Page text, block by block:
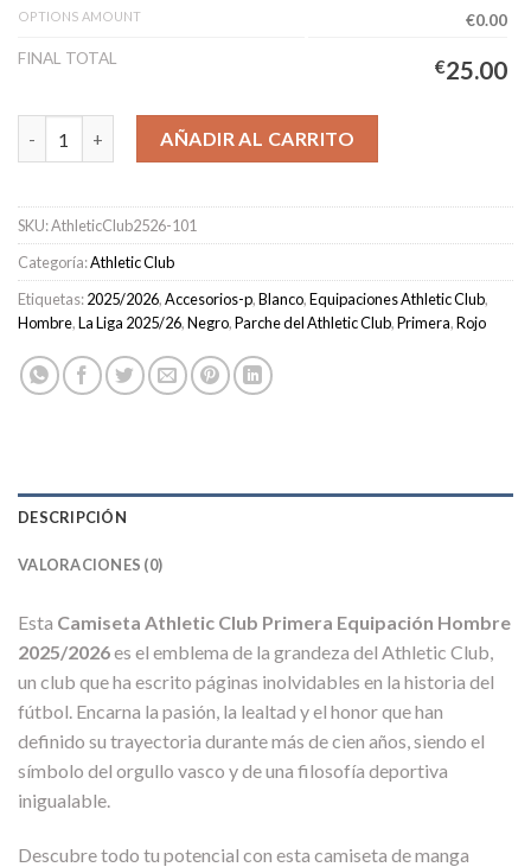
OPTIONS AMOUNT
€0.00
FINAL TOTAL
€25.00
Camiseta Athletic Club Primera Equipación Hombre 2025/2026
AÑADIR AL CARRITO
SKU:AthleticClub2526-101
Categoría:Athletic Club
Etiquetas:2025/2026,Accesorios-p,Blanco,Equipaciones Athletic Club,
Hombre,La Liga 2025/26,Negro,Parche del Athletic Club,Primera,Rojo
DESCRIPCIÓN
VALORACIONES (0)
Esta Camiseta Athletic Club Primera Equipación Hombre
2025/2026es el emblema de la grandeza del Athletic Club,
un club que ha escrito páginas inolvidables en la historia del
fútbol. Encarna la pasión, la lealtad y el honor que han
definido su trayectoria durante más de cien años, siendo el
símbolo del orgullo vasco y de una filosofía deportiva
inigualable.
Descubre todo tu potencial con esta camiseta de manga